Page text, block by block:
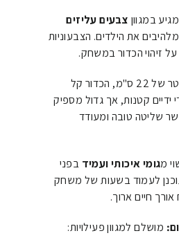
במגוון צבעים עליזים
את הילדים. הצבעוניות
זיהוי הכדור במשחק.
של22 ס"מ, הכדור קל
קטנות, אך גדול מספיק
שליטה טובה ומעודד
מגומי איכותי ועמיד בפני
לעמוד בשעות של משחק
חיים ארוך.
מושלם למגוון פעילויות: